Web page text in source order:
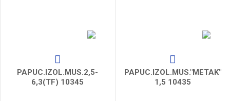
PAPUC.IZOL.MUS.2,5-
6,3(TF) 10345
PAPUC.IZOL.MUS."METAK"
1,5 10435